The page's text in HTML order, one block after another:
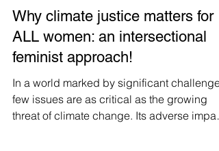
Manushya Foundation
Sep 5, 2023
Why climate justice matters for
ALL women: an intersectional